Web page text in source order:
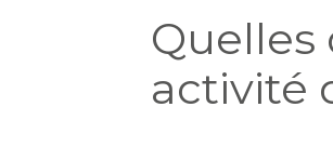
Quelles
activité